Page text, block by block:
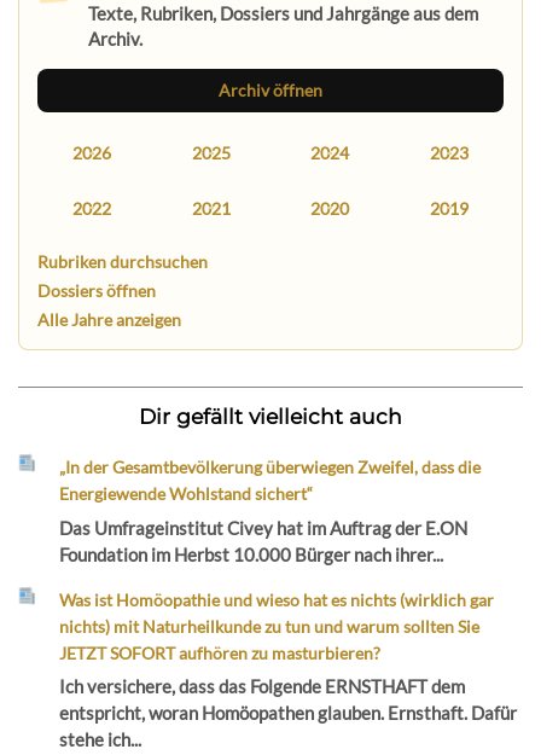
Texte, Rubriken, Dossiers und Jahrgänge aus dem
Archiv.
Archiv öffnen
2026 2025 2024 2023
2022 2021 2020 2019
Rubriken durchsuchen
Dossiers öffnen
Alle Jahre anzeigen
Dir gefällt vielleicht auch
„In der Gesamtbevölkerung überwiegen Zweifel, dass die
Energiewende Wohlstand sichert“
Das Umfrageinstitut Civey hat im Auftrag der E.ON
Foundation im Herbst 10.000 Bürger nach ihrer...
Was ist Homöopathie und wieso hat es nichts (wirklich gar
nichts) mit Naturheilkunde zu tun und warum sollten Sie
JETZT SOFORT aufhören zu masturbieren?
Ich versichere, dass das Folgende ERNSTHAFT dem
entspricht, woran Homöopathen glauben. Ernsthaft. Dafür
stehe ich...